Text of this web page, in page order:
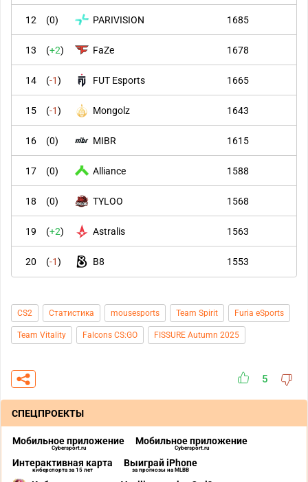
12 (0) PARIVISION 1685
13 (+2) FaZe 1678
14 (-1) FUT Esports 1665
15 (-1) Mongolz 1643
16 (0) MIBR 1615
17 (0) Alliance 1588
18 (0) TYLOO 1568
19 (+2) Astralis 1563
20 (-1) B8 1553
CS2 Статистика mousesports Team Spirit Furia eSports
Team Vitality Falcons CS:GO FISSURE Autumn 2025
5
СПЕЦПРОЕКТЫ
Мобильное приложение
Cybersport.ru
Мобильное приложение
Cybersport.ru
Интерактивная карта
киберспорта за 15 лет
Выиграй iPhone
за прогнозы на MLBB